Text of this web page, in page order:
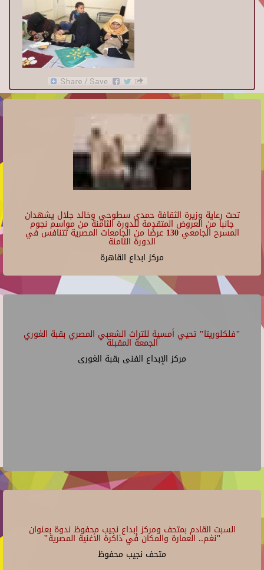
تحت رعاية وزيرة الثقافة حمدي سطوحي وخالد جلال يشهدان
جانبا من العروض المتقدمة للدورة الثامنة من مواسم نجوم
المسرح الجامعي 130 عرضًا من الجامعات المصرية تتنافس في
الدورة الثامنة
مركز ابداع القاهرة
"فلكلوريتا" تحيي أمسية للتراث الشعبي المصري بقبة الغوري
الجمعة المقبلة
مركز الإبداع الفنى بقبة الغورى
السبت القادم بمتحف ومركز إبداع نجيب محفوظ ندوة بعنوان
"نغم.. العمارة والمكان في ذاكرة الأغنية المصرية"
متحف نجيب محفوظ